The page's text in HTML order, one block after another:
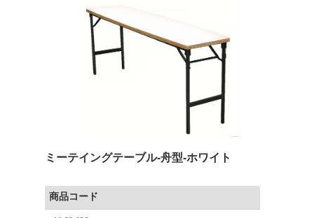
ミーテイングテーブル-舟型-ホワイト
商品コード